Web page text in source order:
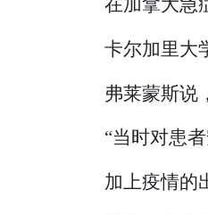
卡尔加里大
弗莱蒙斯说
“当时对患
加上疫情的